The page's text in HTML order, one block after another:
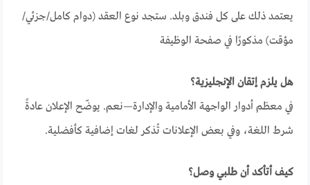
يعتمد ذلك على كل فندق وبلد. ستجد نوع العقد (دوام كامل/جزئي/
مؤقت) مذكورًا في صفحة الوظيفة
هل يلزم إتقان الإنجليزية؟
في معظم أدوار الواجهة الأمامية والإدارة—نعم. يوضّح الإعلان عادةً
شرط اللغة، وفي بعض الإعلانات تُذكر لغات إضافية كأفضلية.
كيف أتأكد أن طلبي وصل؟